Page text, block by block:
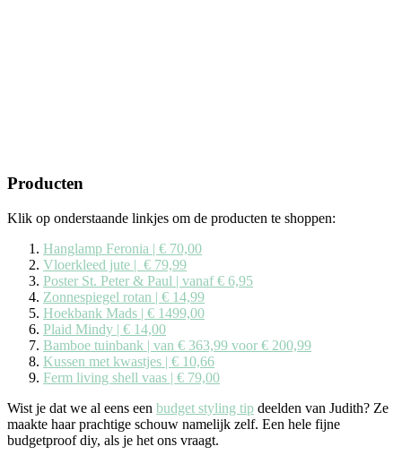
Producten
Klik op onderstaande linkjes om de producten te shoppen:
Hanglamp Feronia | € 70,00
Vloerkleed jute | € 79,99
Poster St. Peter & Paul | vanaf € 6,95
Zonnespiegel rotan | € 14,99
Hoekbank Mads | € 1499,00
Plaid Mindy | € 14,00
Bamboe tuinbank | van € 363,99 voor € 200,99
Kussen met kwastjes | € 10,66
Ferm living shell vaas | € 79,00
Wist je dat we al eens een budget styling tip deelden van Judith? Ze
maakte haar prachtige schouw namelijk zelf. Een hele fijne
budgetproof diy, als je het ons vraagt.